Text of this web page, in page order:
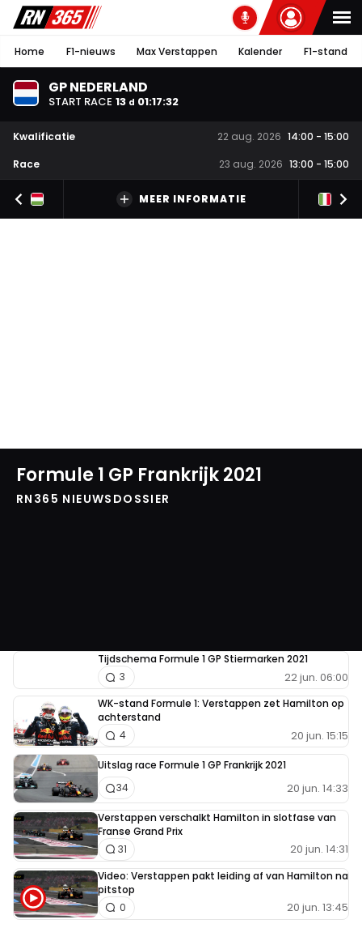
Home F1-nieuws Max Verstappen Kalender F1-stand
GP NEDERLAND
START RACE 13 d 01:17:31
Kwalificatie 22 aug. 2026 14:00 - 15:00
Race
23 aug. 2026 13:00 - 15:00
MEER INFORMATIE
Formule 1 GP Frankrijk 2021
RN365 NIEUWSDOSSIER
Tijdschema Formule 1 GP Stiermarken 2021
22 jun. 06:00
3
WK-stand Formule 1: Verstappen zet Hamilton op
achterstand
20 jun. 15:15
4
Uitslag race Formule 1 GP Frankrijk 2021
20 jun. 14:33
34
Verstappen verschalkt Hamilton in slotfase van
Franse Grand Prix
20 jun. 14:31
31
Video: Verstappen pakt leiding af van Hamilton na
pitstop
20 jun. 13:45
0